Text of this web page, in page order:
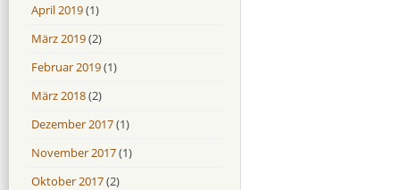
April 2019(1)
März 2019(2)
Februar 2019(1)
März 2018(2)
Dezember 2017(1)
November 2017(1)
Oktober 2017(2)